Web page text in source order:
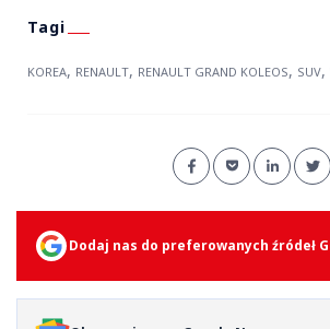
KOREA, RENAULT, RENAULT GRAND KOLEOS, SUV,
Dodaj nas do preferowanych źródeł